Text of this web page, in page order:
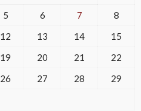
5 6 7
8
12 13 14
15
19 20 21
22
26 27 28
29